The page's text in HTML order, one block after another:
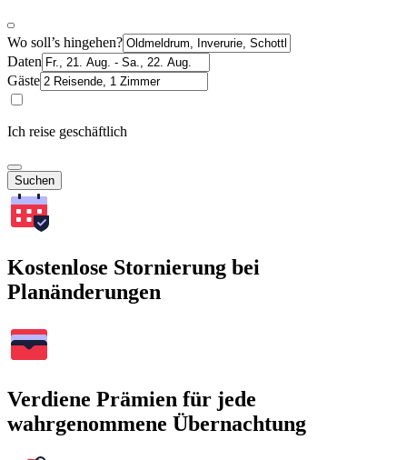
Wo soll’s hingehen?
Daten
Gäste
Ich reise geschäftlich
Suchen
Kostenlose Stornierung bei
Planänderungen
Verdiene Prämien für jede
wahrgenommene Übernachtung